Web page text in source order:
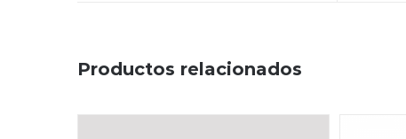
Productos relacionados